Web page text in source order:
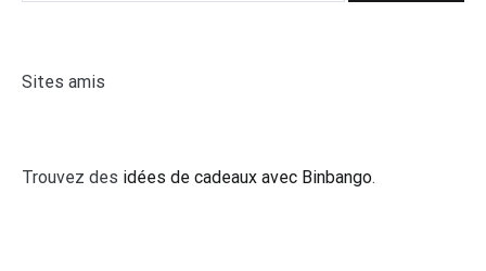
Sites amis
Trouvez des idées de cadeaux avec Binbango.